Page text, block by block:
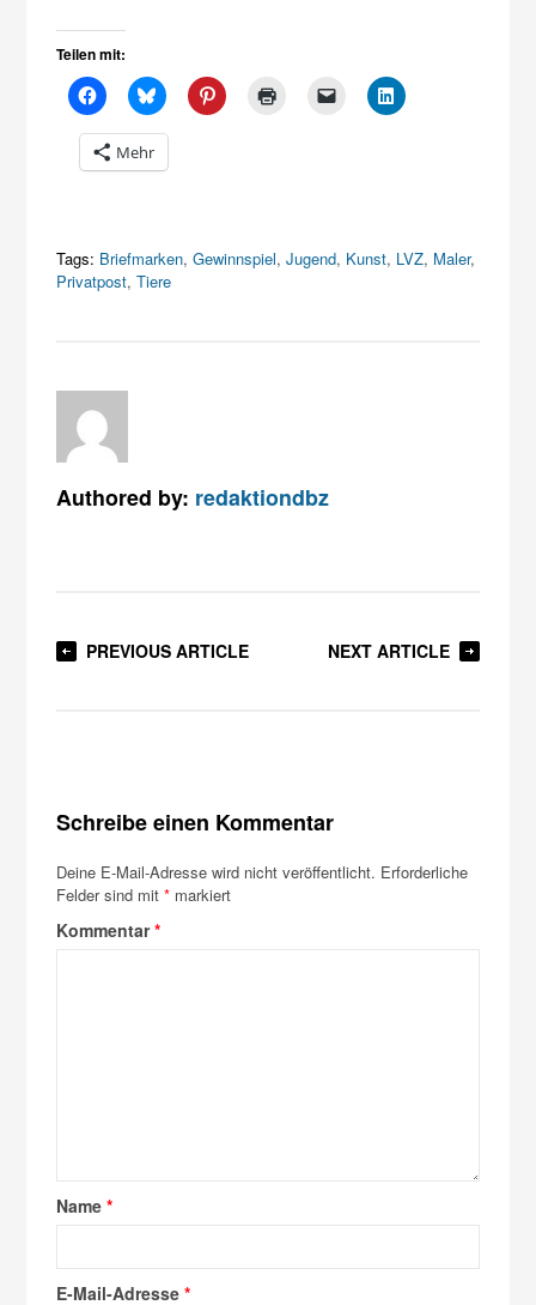
Teilen mit:
Mehr
Tags: Briefmarken,Gewinnspiel,Jugend, Kunst, LVZ, Maler,
Privatpost,Tiere
Authored by: redaktiondbz
PREVIOUS ARTICLE NEXT ARTICLE
Schreibe einen Kommentar
Deine E-Mail-Adresse wird nicht veröffentlicht. Erforderliche
Felder sind mit* markiert
Kommentar*
Name*
E-Mail-Adresse*